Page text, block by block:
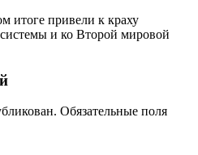
итоге привели к краху
и ко Второй мировой
Обязательные поля